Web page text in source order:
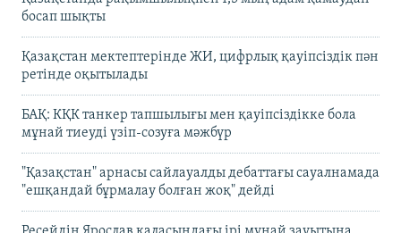
босап шықты
Қазақстан мектептерінде ЖИ, цифрлық қауіпсіздік пән
ретінде оқытылады
БАҚ: КҚК танкер тапшылығы мен қауіпсіздікке бола
мұнай тиеуді үзіп-созуға мәжбүр
"Қазақстан" арнасы сайлауалды дебаттағы сауалнамада
"ешқандай бұрмалау болған жоқ" дейді